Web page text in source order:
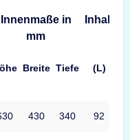
Innenmaße in
mm
Inhalt
Breite Tiefe (L)
430 340 92